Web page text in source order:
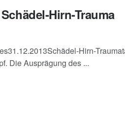
Hirn-Trauma
Hirn-
Die Ausprägung des ...